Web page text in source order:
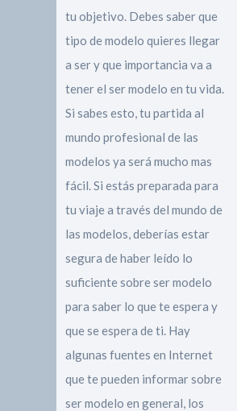
tu objetivo. Debes saber que
tipo de modelo quieres llegar
a ser y que importancia va a
tener el ser modelo en tu vida.
Si sabes esto, tu partida al
mundo profesional de las
modelos ya será mucho mas
fácil. Si estás preparada para
tu viaje a través del mundo de
las modelos, deberías estar
segura de haber leído lo
suficiente sobre ser modelo
para saber lo que te espera y
que se espera de ti. Hay
algunas fuentes en Internet
que te pueden informar sobre
ser modelo en general, los